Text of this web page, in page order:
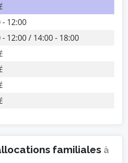
- 12:00
- 12:00 / 14:00 - 18:00
familiales à